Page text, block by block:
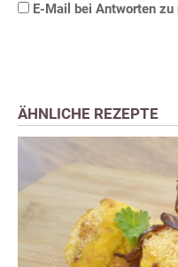
E-Mail bei Antworten
ÄHNLICHE REZEPTE